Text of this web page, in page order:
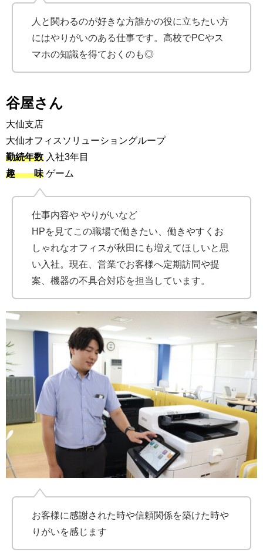
人と関わるのが好きな方誰かの役に立ちたい方
にはやりがいのある仕事です。高校でPCやス
マホの知識を得ておくのも◎
谷屋さん
大仙支店
大仙オフィスソリューショングループ
勤続年数 入社3年目
趣 味 ゲーム
仕事内容や やりがいなど
HPを見てこの職場で働きたい、働きやすくお
しゃれなオフィスが秋田にも増えてほしいと思
い入社。現在、営業でお客様へ定期訪問や提
案、機器の不具合対応を担当しています。
お客様に感謝された時や信頼関係を築けた時や
りがいを感じます